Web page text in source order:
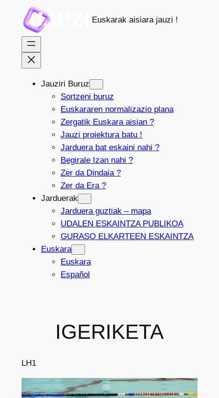
edukira
Euskarak aisiara jauzi !
Jauziri Buruz
Sortzeni buruz
Euskararen normalizazio plana
Zergatik Euskara aisian ?
Jauzi proiektura batu !
Jarduera bat eskaini nahi ?
Begirale Izan nahi ?
Zer da Dindaia ?
Zer da Era ?
Jarduerak
Jarduera guztiak – mapa
UDALEN ESKAINTZA PUBLIKOA
GURASO ELKARTEEN ESKAINTZA
Euskara
Euskara
Español
IGERIKETA
LH1